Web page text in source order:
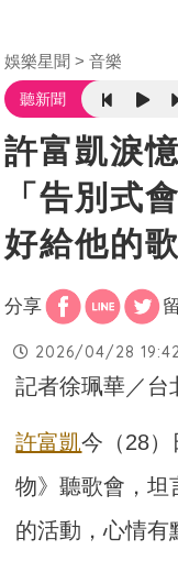
娛樂星聞 音樂
聽新聞
許富凱淚
「告別式
好給他的歌
分享
2026/04/28
記者徐珮華／台
許富凱今（28）
物》聽歌會，坦
的活動，心情有